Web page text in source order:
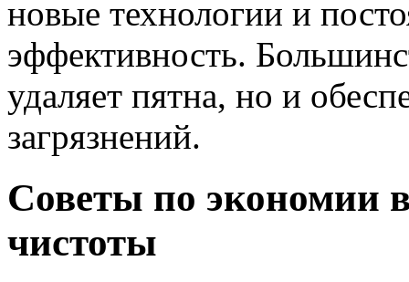
новые технологии и
эффективность.
удаляет пятна, но и
загрязнений.
Советы по экономии
чистоты